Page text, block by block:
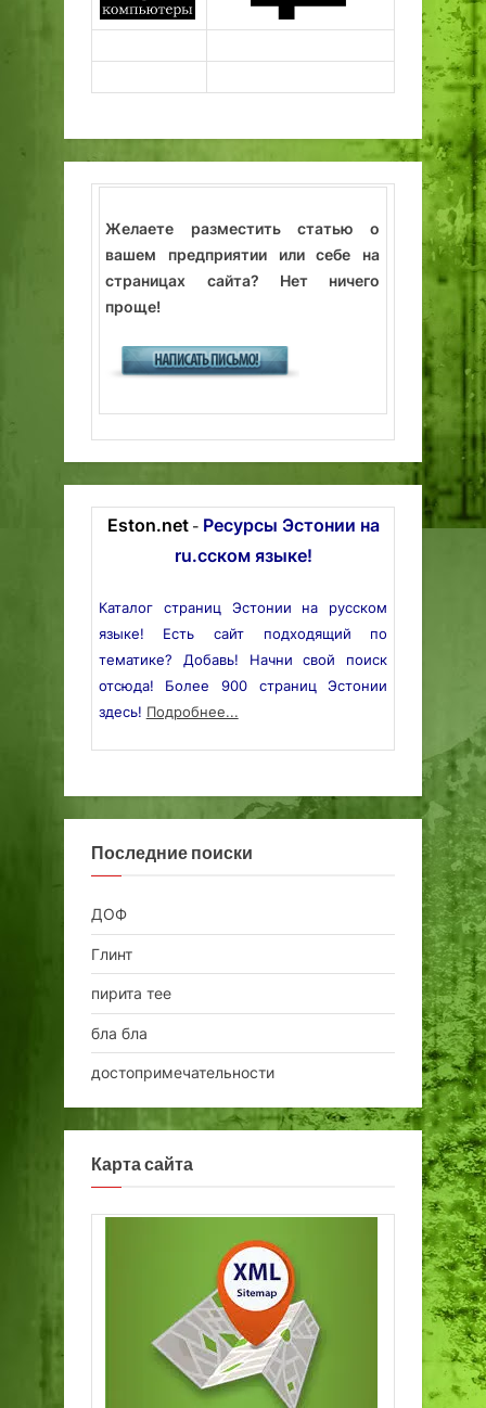
Желаете разместить статью о
вашем предприятии или себе на
страницах сайта? Нет ничего
проще!
Eston.net- Ресурсы Эстонии на
ru.сском языке!
Каталог страниц Эстонии на русском
языке! Есть сайт подходящий по
тематике? Добавь! Начни свой поиск
отсюда! Более 900 страниц Эстонии
здесь! Подробнее...
Последние поиски
ДОФ
Глинт
пирита тее
бла бла
достопримечательности
Карта сайта